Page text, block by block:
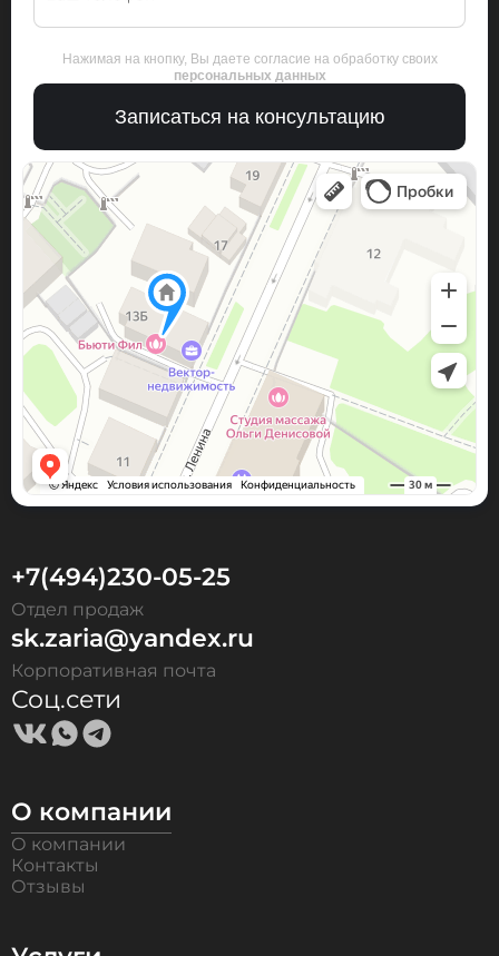
Нажимая на кнопку, Вы даете согласие на обработку своих
персональных данных
Записаться на консультацию
+7(494)230-05-25
Отдел продаж
sk.zaria@yandex.ru
Корпоративная почта
Соц.сети
О компании
О компании
Контакты
Отзывы